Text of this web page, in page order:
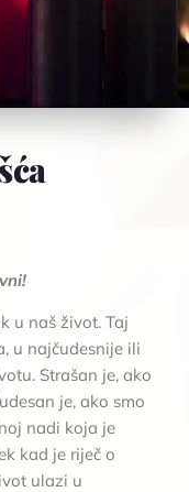
u naš život. Taj
u najčudesnije ili
Strašan je, ako
je, ako smo
nadi koja je
kad je riječ o
ulazi u